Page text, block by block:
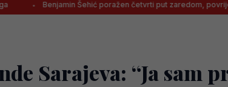
Šehić poražen četvrti put zaredom, povrijedio se u prvoj
Sarajeva: “Ja sam